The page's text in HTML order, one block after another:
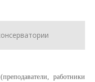
работники